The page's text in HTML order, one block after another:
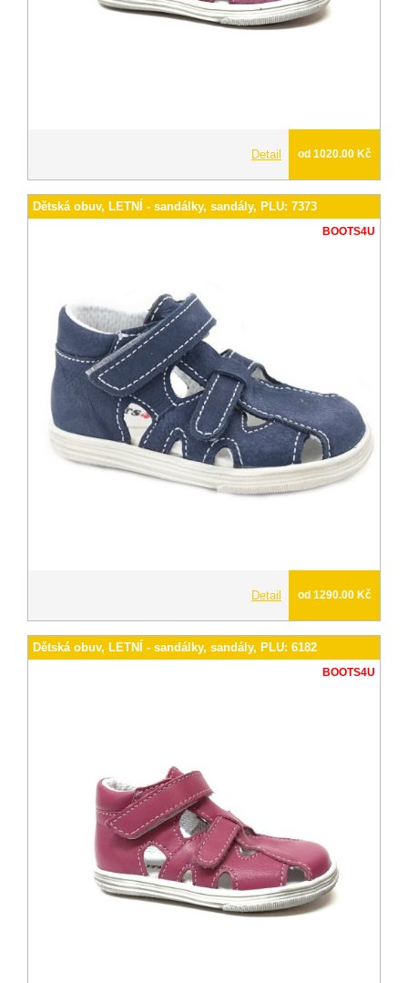
Detail od 1020.00 Kč
Dětská obuv, LETNÍ - sandálky, sandály, PLU: 7373
BOOTS4U
Detail od 1290.00 Kč
Dětská obuv, LETNÍ - sandálky, sandály, PLU: 6182
BOOTS4U